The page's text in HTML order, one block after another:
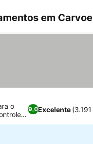
em
9,0Excelente
o